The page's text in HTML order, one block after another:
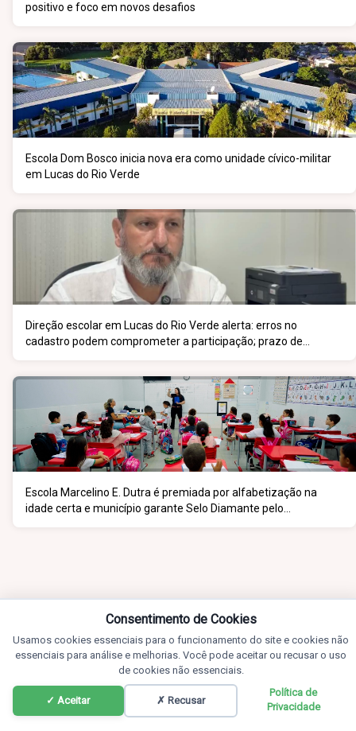
positivo e foco em novos desafios
Escola Dom Bosco inicia nova era como unidade cívico-militar
em Lucas do Rio Verde
Direção escolar em Lucas do Rio Verde alerta: erros no
cadastro podem comprometer a participação; prazo de
Escola Marcelino E. Dutra é premiada por alfabetização na
idade certa e município garante Selo Diamante pelo
Notícias
Consentimento de Cookies
Usamos cookies essenciais para o funcionamento do site e cookies não
essenciais para análise e melhorias. Você pode aceitar ou recusar o uso
de cookies não essenciais.
✓ Aceitar ✗ Recusar
Política de
Privacidade